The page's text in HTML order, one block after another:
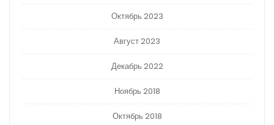
Октябрь 2023
Август 2023
Декабрь 2022
Ноябрь 2018
Октябрь 2018